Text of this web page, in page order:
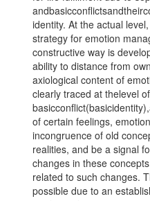
identity. At the actual
strategy for emotion
constructive way is
ability to distance from
axiological content of
clearly traced at thelevel
of certain feelings,
incongruence of old
realities, and be a signal
changes in these
related to such changes.
possible due to an